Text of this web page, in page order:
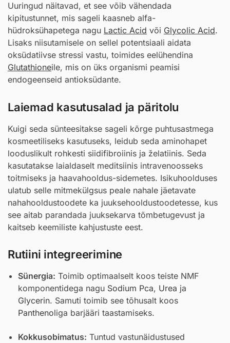
Uuringud näitavad, et see võib vähendada
kipitustunnet, mis sageli kaasneb alfa-
hüdroksühapetega nagu Lactic Acid või Glycolic Acid.
Lisaks niisutamisele on sellel potentsiaali aidata
oksüdatiivse stressi vastu, toimides eelühendina
Glutathioneile, mis on üks organismi peamisi
endogeenseid antioksüdante.
Laiemad kasutusalad ja päritolu
Kuigi seda sünteesitakse sageli kõrge puhtusastmega
kosmeetiliseks kasutuseks, leidub seda aminohapet
looduslikult rohkesti siidifibroiinis ja želatiinis. Seda
kasutatakse laialdaselt meditsiinis intravenoosseks
toitmiseks ja haavahooldus-sidemetes. Isikuhoolduses
ulatub selle mitmekülgsus peale nahale jäetavate
nahahooldustoodete ka juuksehooldustoodetesse, kus
see aitab parandada juuksekarva tõmbetugevust ja
kaitseb keemiliste kahjustuste eest.
Rutiini integreerimine
Sünergia: Toimib optimaalselt koos teiste NMF
komponentidega nagu Sodium Pca, Urea ja
Glycerin. Samuti toimib see tõhusalt koos
Panthenoliga barjääri taastamiseks.
Kokkusobimatus: Tuntud vastunäidustused